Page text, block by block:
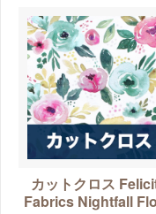
カットクロス
Fabrics Nightfall